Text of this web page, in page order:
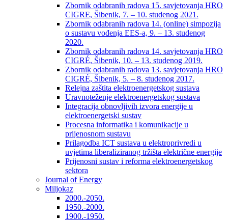
Zbornik odabranih radova 15. savjetovanja HRO
CIGRE, Šibenik, 7. – 10. studenog 2021.
Zbornik odabranih radova 14. (online) simpozija
o sustavu vođenja EES-a, 9. – 13. studenog
2020.
Zbornik odabranih radova 14. savjetovanja HRO
CIGRÉ, Šibenik, 10. – 13. studenog 2019.
Zbornik odabranih radova 13. savjetovanja HRO
CIGRÉ, Šibenik, 5. – 8. studenog 2017.
Relejna zaštita elektroenergetskog sustava
Uravnoteženje elektroenergetskog sustava
Integracija obnovljivih izvora energije u
elektroenergetski sustav
Procesna informatika i komunikacije u
prijenosnom sustavu
Prilagodba ICT sustava u elektroprivredi u
uvjetima liberaliziranog tržišta električne energije
Prijenosni sustav i reforma elektroenergetskog
sektora
Journal of Energy
Miljokaz
2000.-2050.
1950.-2000.
1900.-1950.